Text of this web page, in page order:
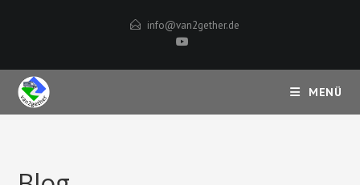
info@van2gether.de
MENÜ